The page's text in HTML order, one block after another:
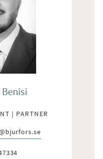
| PARTNER